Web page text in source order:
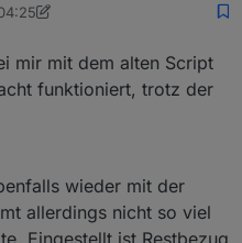
weil ich das befürchtet
: true kurz loggen und
mir mit dem alten Script
funktioniert, trotz der
wieder mit der
allerdings nicht so viel